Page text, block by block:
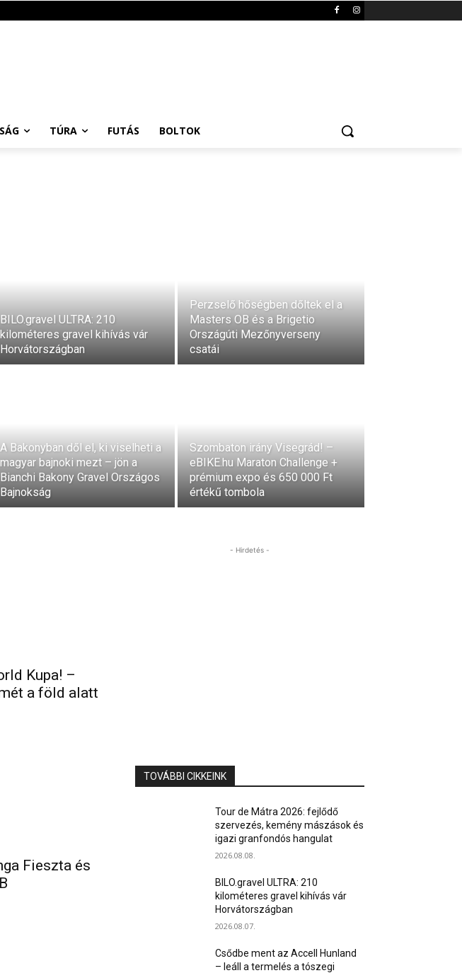
TÚRA FUTÁS BOLTOK
BILO.gravel ULTRA: 210
kilométeres gravel kihívás vár
Horvátországban
Perzselő hőségben dőltek el a
Masters OB és a Brigetio
Országúti Mezőnyverseny
csatái
A Bakonyban dől el, ki viselheti a
magyar bajnoki mezt – jön a
Bianchi Bakony Gravel Országos
Bajnokság
Szombaton irány Visegrád! –
eBIKE.hu Maraton Challenge +
prémium expo és 650 000 Ft
értékű tombola
Kupa! –
a föld alatt
Fieszta és
- Hirdetés -
TOVÁBBI CIKKEINK
Tour de Mátra 2026: fejlődő
szervezés, kemény mászások és
igazi granfondós hangulat
2026.08.08.
BILO.gravel ULTRA: 210
kilométeres gravel kihívás vár
Horvátországban
2026.08.07.
Csődbe ment az Accell Hunland
– leáll a termelés a tószegi